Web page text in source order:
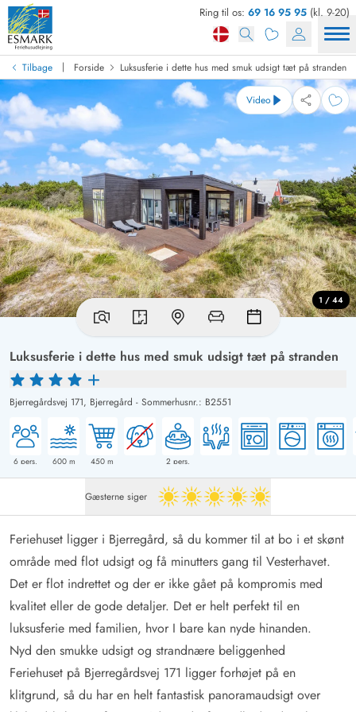
Ring til os: 69 16 95 95 (kl. 9-20)
Tilbage | Forside Luksusferie i dette hus med smuk udsigt tæt på stranden
Luksusferie i dette hus med smuk udsigt tæt på stranden
Bjerregårdsvej 171, Bjerregård - Sommerhusnr.: B2551
6 pers. 600m 450m 2 pers.
Video
1 / 44
Gæsterne siger 5 ud af 5
Feriehuset ligger i Bjerregård, så du kommer til at bo i et skønt
område med flot udsigt og få minutters gang til Vesterhavet.
Det er flot indrettet og der er ikke gået på kompromis med
kvalitet eller de gode detaljer. Det er helt perfekt til en
luksusferie med familien, hvor I bare kan nyde hinanden.
Nyd den smukke udsigt og strandnære beliggenhed
Feriehuset på Bjerregårdsvej 171 ligger forhøjet på en
klitgrund, så du har en helt fantastisk panoramaudsigt over